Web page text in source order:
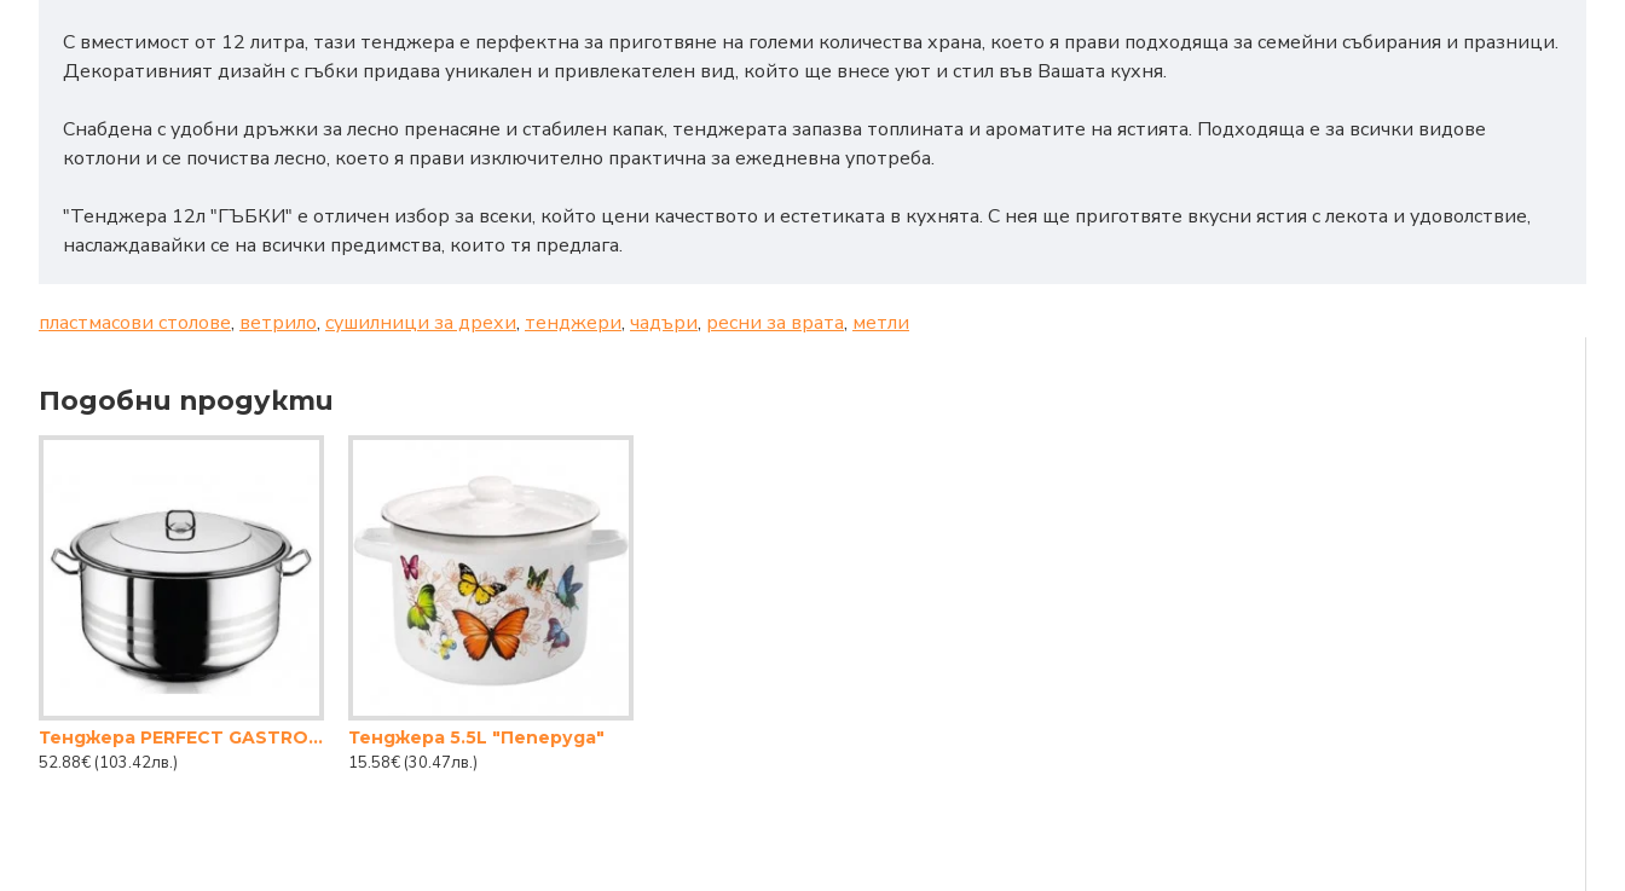
С вместимост от 12 литра, тази тенджера е перфектна за приготвяне на големи количества храна, което я прави подходяща за семейни събирания и празници.
Декоративният дизайн с гъбки придава уникален и привлекателен вид, който ще внесе уют и стил във Вашата кухня.
Снабдена с удобни дръжки за лесно пренасяне и стабилен капак, тенджерата запазва топлината и ароматите на ястията. Подходяща е за всички видове
котлони и се почиства лесно, което я прави изключително практична за ежедневна употреба.
"Тенджера 12л "ГЪБКИ" е отличен избор за всеки, който цени качеството и естетиката в кухнята. С нея ще приготвяте вкусни ястия с лекота и удоволствие,
наслаждавайки се на всички предимства, които тя предлага.
пластмасови столове, ветрило, сушилници за дрехи, тенджери, чадъри, ресни за врата, метли
Подобни продукти
Тенджера PERFECT GASTRO 36х24см 23,5lt
52.88€ (103.42лв.)
Тенджера 5.5L "Пеперуда"
15.58€ (30.47лв.)